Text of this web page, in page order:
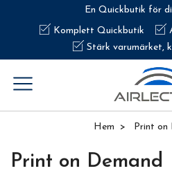
En Quickbutik för
Komplett Quickbutik
Stärk varumärket,
Hem Print on
Print on Demand